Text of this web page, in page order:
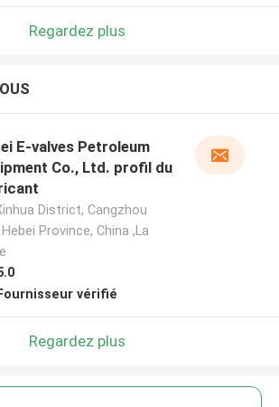
Regardez plus
E-valves Petroleum
Co., Ltd. profil du
District, Cangzhou
Province, China ,La
Fournisseur vérifié
Regardez plus